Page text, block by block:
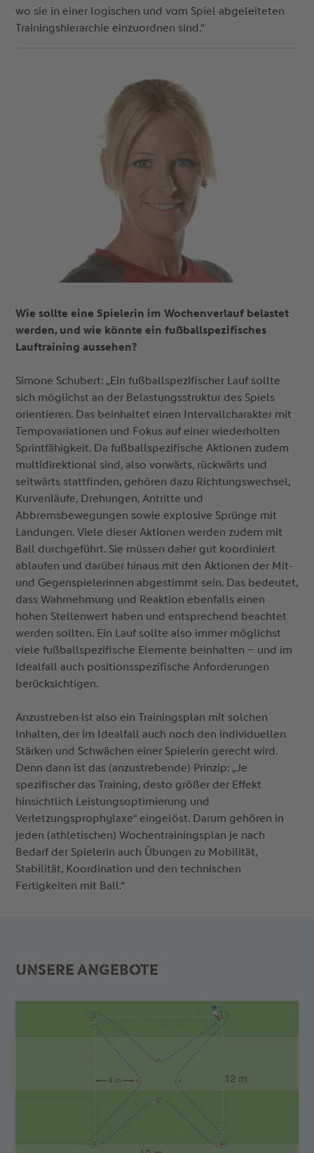
wo sie in einer logischen und vom Spiel abgeleiteten
Trainingshierarchie einzuordnen sind.“
Wie sollte eine Spielerin im Wochenverlauf belastet
werden, und wie könnte ein fußballspezifisches
Lauftraining aussehen?
Simone Schubert: „Ein fußballspezifischer Lauf sollte
sich möglichst an der Belastungsstruktur des Spiels
orientieren. Das beinhaltet einen Intervallcharakter mit
Tempovariationen und Fokus auf einer wiederholten
Sprintfähigkeit. Da fußballspezifische Aktionen zudem
multidirektional sind, also vorwärts, rückwärts und
seitwärts stattfinden, gehören dazu Richtungswechsel,
Kurvenläufe, Drehungen, Antritte und
Abbremsbewegungen sowie explosive Sprünge mit
Landungen. Viele dieser Aktionen werden zudem mit
Ball durchgeführt. Sie müssen daher gut koordiniert
ablaufen und darüber hinaus mit den Aktionen der Mit-
und Gegenspielerinnen abgestimmt sein. Das bedeutet,
dass Wahrnehmung und Reaktion ebenfalls einen
hohen Stellenwert haben und entsprechend beachtet
werden sollten. Ein Lauf sollte also immer möglichst
viele fußballspezifische Elemente beinhalten – und im
Idealfall auch positionsspezifische Anforderungen
berücksichtigen.
Anzustreben ist also ein Trainingsplan mit solchen
Inhalten, der im Idealfall auch noch den individuellen
Stärken und Schwächen einer Spielerin gerecht wird.
Denn dann ist das (anzustrebende) Prinzip: „Je
spezifischer das Training, desto größer der Effekt
hinsichtlich Leistungsoptimierung und
Verletzungsprophylaxe“ eingelöst. Darum gehören in
jeden (athletischen) Wochentrainingsplan je nach
Bedarf der Spielerin auch Übungen zu Mobilität,
Stabilität, Koordination und den technischen
Fertigkeiten mit Ball.“
UNSERE ANGEBOTE